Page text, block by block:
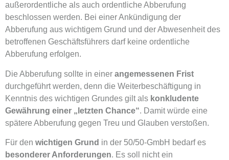
außerordentliche als auch ordentliche Abberufung
beschlossen werden. Bei einer Ankündigung der
Abberufung aus wichtigem Grund und der Abwesenheit des
betroffenen Geschäftsführers darf keine ordentliche
Abberufung erfolgen.
Die Abberufung sollte in einer angemessenen Frist
durchgeführt werden, denn die Weiterbeschäftigung in
Kenntnis des wichtigen Grundes gilt als konkludente
Gewährung einer „letzten Chance“. Damit würde eine
spätere Abberufung gegen Treu und Glauben verstoßen.
Für den wichtigen Grund in der 50/50-GmbH bedarf es
besonderer Anforderungen. Es soll nicht ein